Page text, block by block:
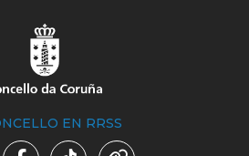
EN RRSS